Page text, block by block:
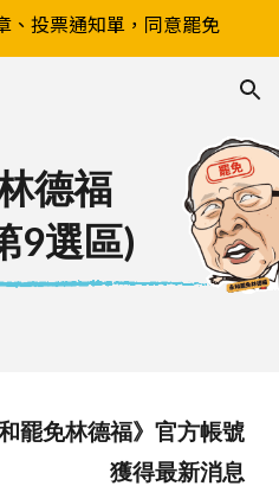
、投票通知單，同意罷免
德福
9選區)
罷免林德福》官方帳號
獲得最新消息